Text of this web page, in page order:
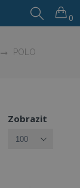
0
POLO
Zobrazit